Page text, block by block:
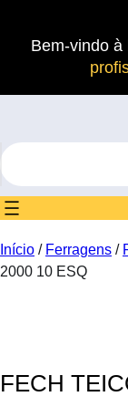
Bem-vindo à
S
e
a
r
h
Início / Ferragens /
2000 10 ESQ
FECH